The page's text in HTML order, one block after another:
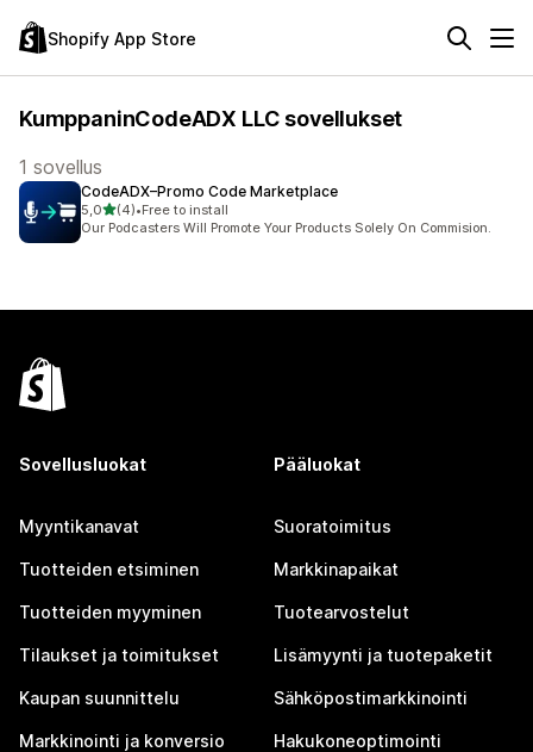
Shopify App Store
KumppaninCodeADX LLC sovellukset
1 sovellus
CodeADX–Promo Code Marketplace
5,0/ 5 tähteä
(4)
4 arvostelua yhteensä
•Free to install
Our Podcasters Will Promote Your Products Solely On Commision.
Sovellusluokat
Myyntikanavat
Tuotteiden etsiminen
Tuotteiden myyminen
Tilaukset ja toimitukset
Kaupan suunnittelu
Markkinointi ja konversio
Pääluokat
Suoratoimitus
Markkinapaikat
Tuotearvostelut
Lisämyynti ja tuotepaketit
Sähköpostimarkkinointi
Hakukoneoptimointi